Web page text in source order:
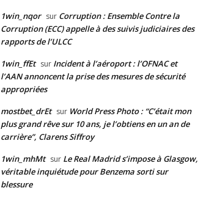
1win_nqor sur Corruption : Ensemble Contre la
Corruption (ECC) appelle à des suivis judiciaires des
rapports de l’ULCC
1win_ffEt sur Incident à l’aéroport : l’OFNAC et
l’AAN annoncent la prise des mesures de sécurité
appropriées
mostbet_drEt sur World Press Photo : “C’était mon
plus grand rêve sur 10 ans, je l’obtiens en un an de
carrière”, Clarens Siffroy
1win_mhMt sur Le Real Madrid s’impose à Glasgow,
véritable inquiétude pour Benzema sorti sur
blessure